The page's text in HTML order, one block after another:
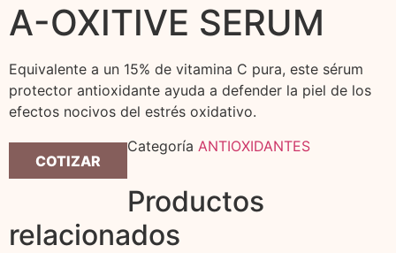
A-OXITIVE SERUM
Equivalente a un 15% de vitamina C pura, este sérum
protector antioxidante ayuda a defender la piel de los
efectos nocivos del estrés oxidativo.
COTIZAR
Categoría ANTIOXIDANTES
Productos
relacionados